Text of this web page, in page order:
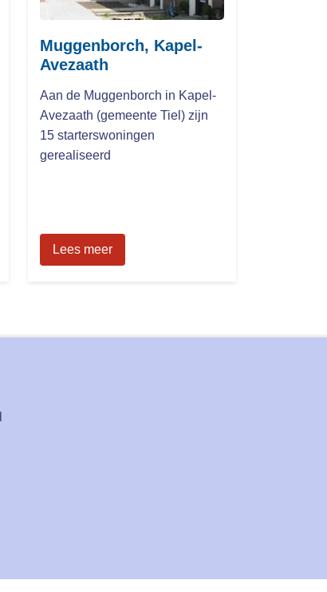
Muggenborch, Kapel-
Avezaath
Aan de Muggenborch in Kapel-
Avezaath (gemeente Tiel) zijn
15 starterswoningen
gerealiseerd
Lees meer